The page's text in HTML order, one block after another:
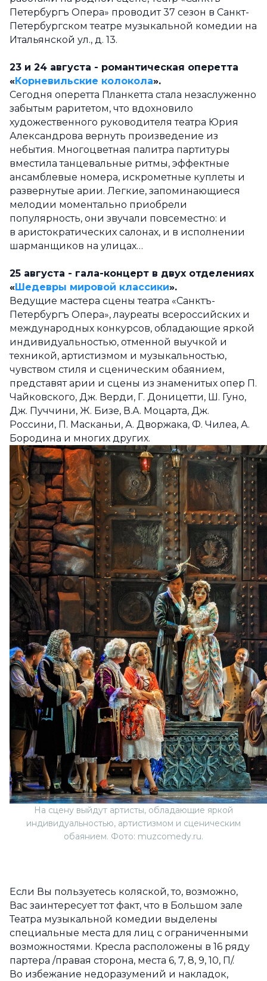
Петербургъ Опера» проводит 37 сезон в Санкт-
Петербургском театре музыкальной комедии на
Итальянской ул., д. 13.
23 и 24 августа - романтическая оперетта
«Корневильские колокола».
Сегодня оперетта Планкетта стала незаслуженно
забытым раритетом, что вдохновило
художественного руководителя театра Юрия
Александрова вернуть произведение из
небытия. Многоцветная палитра партитуры
вместила танцевальные ритмы, эффектные
ансамблевые номера, искрометные куплеты и
развернутые арии. Легкие, запоминающиеся
мелодии моментально приобрели
популярность, они звучали повсеместно: и
в аристократических салонах, и в исполнении
шарманщиков на улицах…
25 августа - гала-концерт в двух отделениях
«Шедевры мировой классики».
Ведущие мастера сцены театра «Санктъ-
Петербургъ Опера», лауреаты всероссийских и
международных конкурсов, обладающие яркой
индивидуальностью, отменной выучкой и
техникой, артистизмом и музыкальностью,
чувством стиля и сценическим обаянием,
представят арии и сцены из знаменитых опер П.
Чайковского, Дж. Верди, Г. Доницетти, Ш. Гуно,
Дж. Пуччини, Ж. Бизе, В.А. Моцарта, Дж.
Россини, П. Масканьи, А. Дворжака, Ф. Чилеа, А.
Бородина и многих других.
На сцену выйдут артисты, обладающие яркой
индивидуальностью, артистизмом и сценическим
обаянием. Фото: muzcomedy.ru.
Если Вы пользуетесь коляской, то, возможно,
Вас заинтересует тот факт, что в Большом зале
Театра музыкальной комедии выделены
специальные места для лиц с ограниченными
возможностями. Кресла расположены в 16 ряду
партера /правая сторона, места 6, 7, 8, 9, 10, П/.
Во избежание недоразумений и накладок,